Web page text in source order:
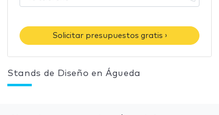
Solicitar presupuestos gratis ›
Stands de Diseño en Águeda